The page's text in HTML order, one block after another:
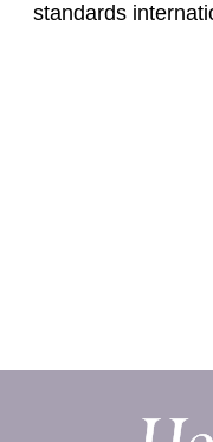
standards